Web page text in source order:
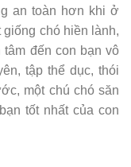
an toàn hơn khi ở
giống chó hiền lành,
đến con bạn vô
tập thể dục, thói
một chú chó săn
tốt nhất của con